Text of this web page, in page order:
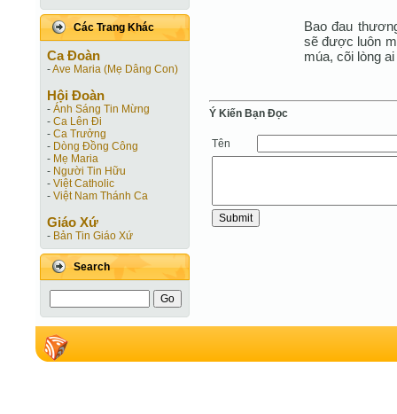
Các Trang Khác
Ca Ðoàn
-Ave Maria (Mẹ Dâng Con)
Hội Ðoàn
- Ánh Sáng Tin Mừng
- Ca Lên Đi
- Ca Trưởng
- Dòng Đồng Công
- Mẹ Maria
- Người Tin Hữu
- Việt Catholic
- Việt Nam Thánh Ca
Giáo Xứ
- Bản Tin Giáo Xứ
Search
Bao đau
sẽ được luôn
múa, cõi lòng
Ý Kiến Bạn Ðọc
Tên